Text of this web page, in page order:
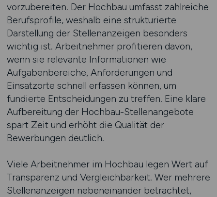
vorzubereiten. Der Hochbau umfasst zahlreiche
Berufsprofile, weshalb eine strukturierte
Darstellung der Stellenanzeigen besonders
wichtig ist. Arbeitnehmer profitieren davon,
wenn sie relevante Informationen wie
Aufgabenbereiche, Anforderungen und
Einsatzorte schnell erfassen können, um
fundierte Entscheidungen zu treffen. Eine klare
Aufbereitung der Hochbau-Stellenangebote
spart Zeit und erhöht die Qualität der
Bewerbungen deutlich.
Viele Arbeitnehmer im Hochbau legen Wert auf
Transparenz und Vergleichbarkeit. Wer mehrere
Stellenanzeigen nebeneinander betrachtet,